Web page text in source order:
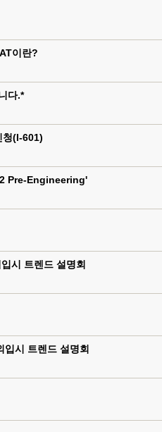
이란?
다.*
청(I-601)
Pre-Engineering'
시 트렌드 설명회
시 트렌드 설명회